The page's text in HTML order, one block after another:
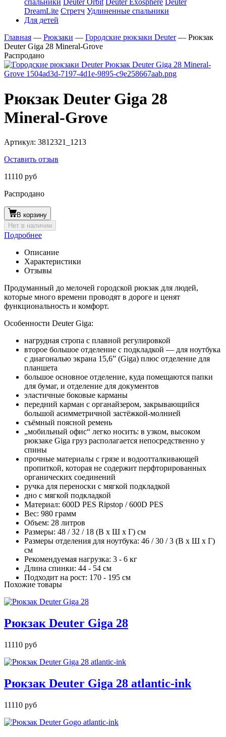
спальники Deuter Orbit Deuter Exosphere
Deuter
DreamLite Стретч Удлиненные спальники
Для детей
Главная — Рюкзаки — Городские рюкзаки Deuter— Рюкзак
Deuter Giga 28 Mineral-Grove
Распродано
Рюкзак Deuter Giga 28
Mineral-Grove
Артикул: 3812321_1213
Оставить отзыв
11110 руб
Распродано
В корзину
Нет в наличии
Подробнее
Описание
Характеристики
Отзывы
Продуманный до мелочей городской рюкзак для людей,
которые много времени проводят в дороге и ценят
функциональность и комфорт.
Особенности Deuter Giga:
нагрудная стропа с плавной регулировкой
второе большое отделение с подкладкой — для ноутбука
с диагональю экрана 15,6” (Giga) плюс отделение для
планшета
большое основное отделение, куда помещаются папки
для бумаг, и отделение для документов
эластичные боковые карманы
передний карман с органайзером, закрывающийся
большой асимметричной застёжкой-молнией
съёмный поясной ремень
„мобильный офис“ легко носить: в узком, высоком
рюкзаке Giga груз располагается непосредственно у
спины
прочные материалы с грязе и водоотталкивающей
пропиткой, которая не содержит перфторированных
органических соединений
ручка для переноски с мягкой подкладкой
дно с мягкой подкладкой
Материал: 600D PES Ripstop / 600D PES
Вес: 980 грамм
Объем: 28 литров
Размеры: 48 / 32 / 18 (В x Ш x Г) см
Размеры отделения для ноутбука: 46 / 30 / 3 (В x Ш x Г)
см
Рекомендуемая нагрузка: 3 - 6 кг
Длина спинки: 44 - 54 см
Подходит на рост: 170 - 195 см
Похожие товары
Рюкзак Deuter Giga 28
11110 руб
Рюкзак Deuter Giga 28 atlantic-ink
11110 руб